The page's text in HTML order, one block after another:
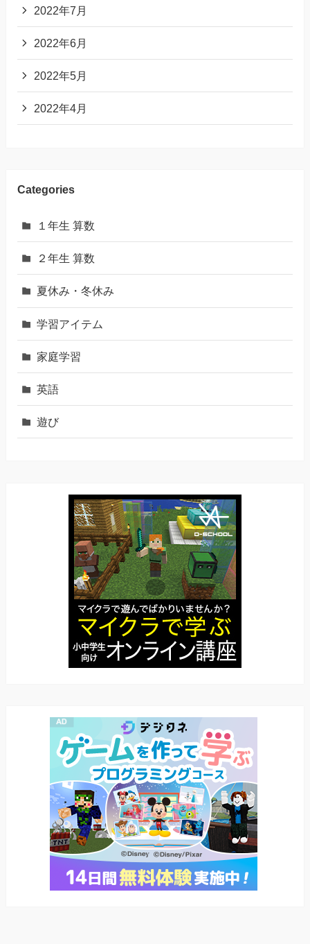
2022年7月
2022年6月
2022年5月
2022年4月
Categories
１年生 算数
２年生 算数
夏休み・冬休み
学習アイテム
家庭学習
英語
遊び